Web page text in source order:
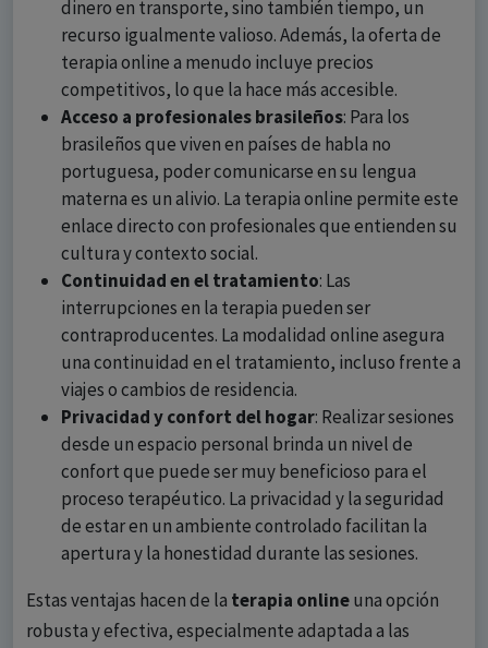
dinero en transporte, sino también tiempo, un
recurso igualmente valioso. Además, la oferta de
terapia online a menudo incluye precios
competitivos, lo que la hace más accesible.
Acceso a profesionales brasileños: Para los
brasileños que viven en países de habla no
portuguesa, poder comunicarse en su lengua
materna es un alivio. La terapia online permite este
enlace directo con profesionales que entienden su
cultura y contexto social.
Continuidad en el tratamiento: Las
interrupciones en la terapia pueden ser
contraproducentes. La modalidad online asegura
una continuidad en el tratamiento, incluso frente a
viajes o cambios de residencia.
Privacidad y confort del hogar: Realizar sesiones
desde un espacio personal brinda un nivel de
confort que puede ser muy beneficioso para el
proceso terapéutico. La privacidad y la seguridad
de estar en un ambiente controlado facilitan la
apertura y la honestidad durante las sesiones.
Estas ventajas hacen de la terapia onlineuna opción
robusta y efectiva, especialmente adaptada a las